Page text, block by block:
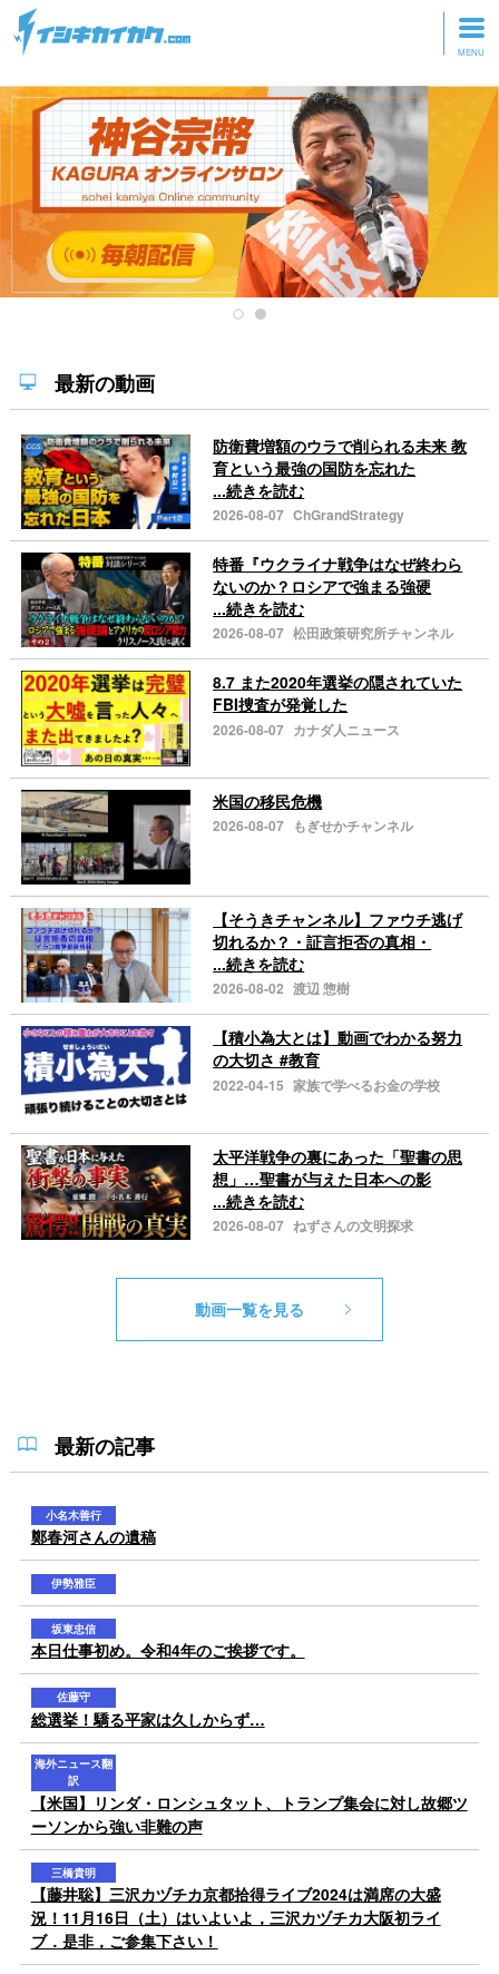
トップページ
動画を見る
記事を読む
セミナーに参加
研修・ツアーに参加
最新の動画
防衛費増額のウラで削られる未来 教
育という最強の国防を忘れた
...続きを読む
2026-08-07 ChGrandStrategy
特番『ウクライナ戦争はなぜ終わら
ないのか？ロシアで強まる強硬
...続きを読む
2026-08-07 松田政策研究所チャンネル
8.7 また2020年選挙の隠されていた
FBI捜査が発覚した
2026-08-07 カナダ人ニュース
米国の移民危機
2026-08-07 もぎせかチャンネル
【そうきチャンネル】ファウチ逃げ
切れるか？・証言拒否の真相・
...続きを読む
2026-08-02 渡辺 惣樹
【積小為大とは】動画でわかる努力
の大切さ #教育
2022-04-15 家族で学べるお金の学校
太平洋戦争の裏にあった「聖書の思
想」…聖書が与えた日本への影
...続きを読む
2026-08-07 ねずさんの文明探求
動画一覧を見る
最新の記事